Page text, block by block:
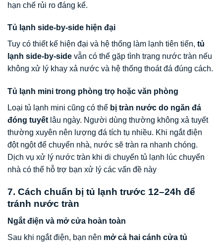
hạn chế rủi ro đáng kể.
Tủ lạnh side-by-side hiện đại
Tuy có thiết kế hiện đại và hệ thống làm lạnh tiên tiến, tủ
lạnh side-by-side vẫn có thể gặp tình trạng nước tràn nếu
không xử lý khay xả nước và hệ thống thoát đá đúng cách.
Tủ lạnh mini trong phòng trọ hoặc văn phòng
Loại tủ lạnh mini cũng có thể bị tràn nước do ngăn đá
đóng tuyết lâu ngày. Người dùng thường không xả tuyết
thường xuyên nên lượng đá tích tụ nhiều. Khi ngắt điện
đột ngột để chuyển nhà, nước sẽ tràn ra nhanh chóng.
Dịch vụ xử lý nước tràn khi di chuyển tủ lạnh lúc chuyển
nhà có thể hỗ trợ bạn xử lý các vấn đề này
7. Cách chuẩn bị tủ lạnh trước 12–24h để
tránh nước tràn
Ngắt điện và mở cửa hoàn toàn
Sau khi ngắt điện, bạn nên mở cả hai cánh cửa tủ